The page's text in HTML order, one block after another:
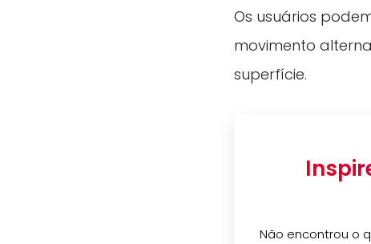
Os usuários
movimento
superfície.
Não encontrou o